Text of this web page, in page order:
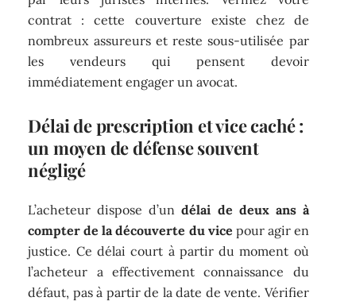
contrat : cette couverture existe chez de
nombreux assureurs et reste sous-utilisée par
les vendeurs qui pensent devoir
immédiatement engager un avocat.
Délai de prescription et vice caché :
un moyen de défense souvent
négligé
L’acheteur dispose d’undélai de deux ans à
compter de la découverte du vice pour agir en
justice. Ce délai court à partir du moment où
l’acheteur a effectivement connaissance du
défaut, pas à partir de la date de vente. Vérifier